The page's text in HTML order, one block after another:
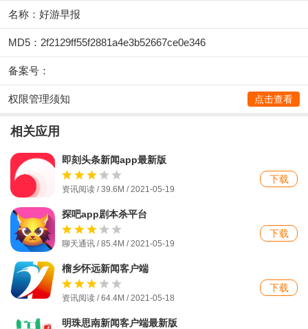
名称：好游早报
MD5：2f2129ff55f2881a4e3b52667ce0e346
备案号：
权限管理须知 点击查看
相关应用
即刻头条新闻app最新版
资讯阅读 / 39.6M / 2021-05-19
下载
探吧app剧本杀平台
聊天通讯 / 85.4M / 2021-05-19
下载
榴乡怀远新闻客户端
资讯阅读 / 64.4M / 2021-05-18
下载
明珠思南新闻客户端最新版